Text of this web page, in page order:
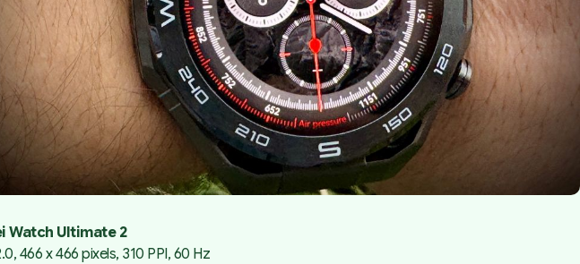
Watch Ultimate 2
466 x 466 pixels, 310 PPI, 60 Hz